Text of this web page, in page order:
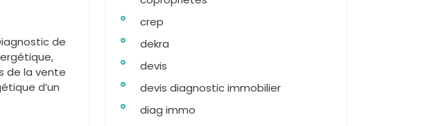
de
de la vente
d’un
crep
dekra
devis
devis diagnostic immobilier
diag immo